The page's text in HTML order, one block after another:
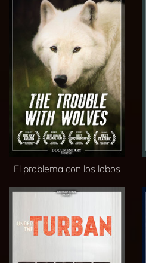
El problema con los lobos